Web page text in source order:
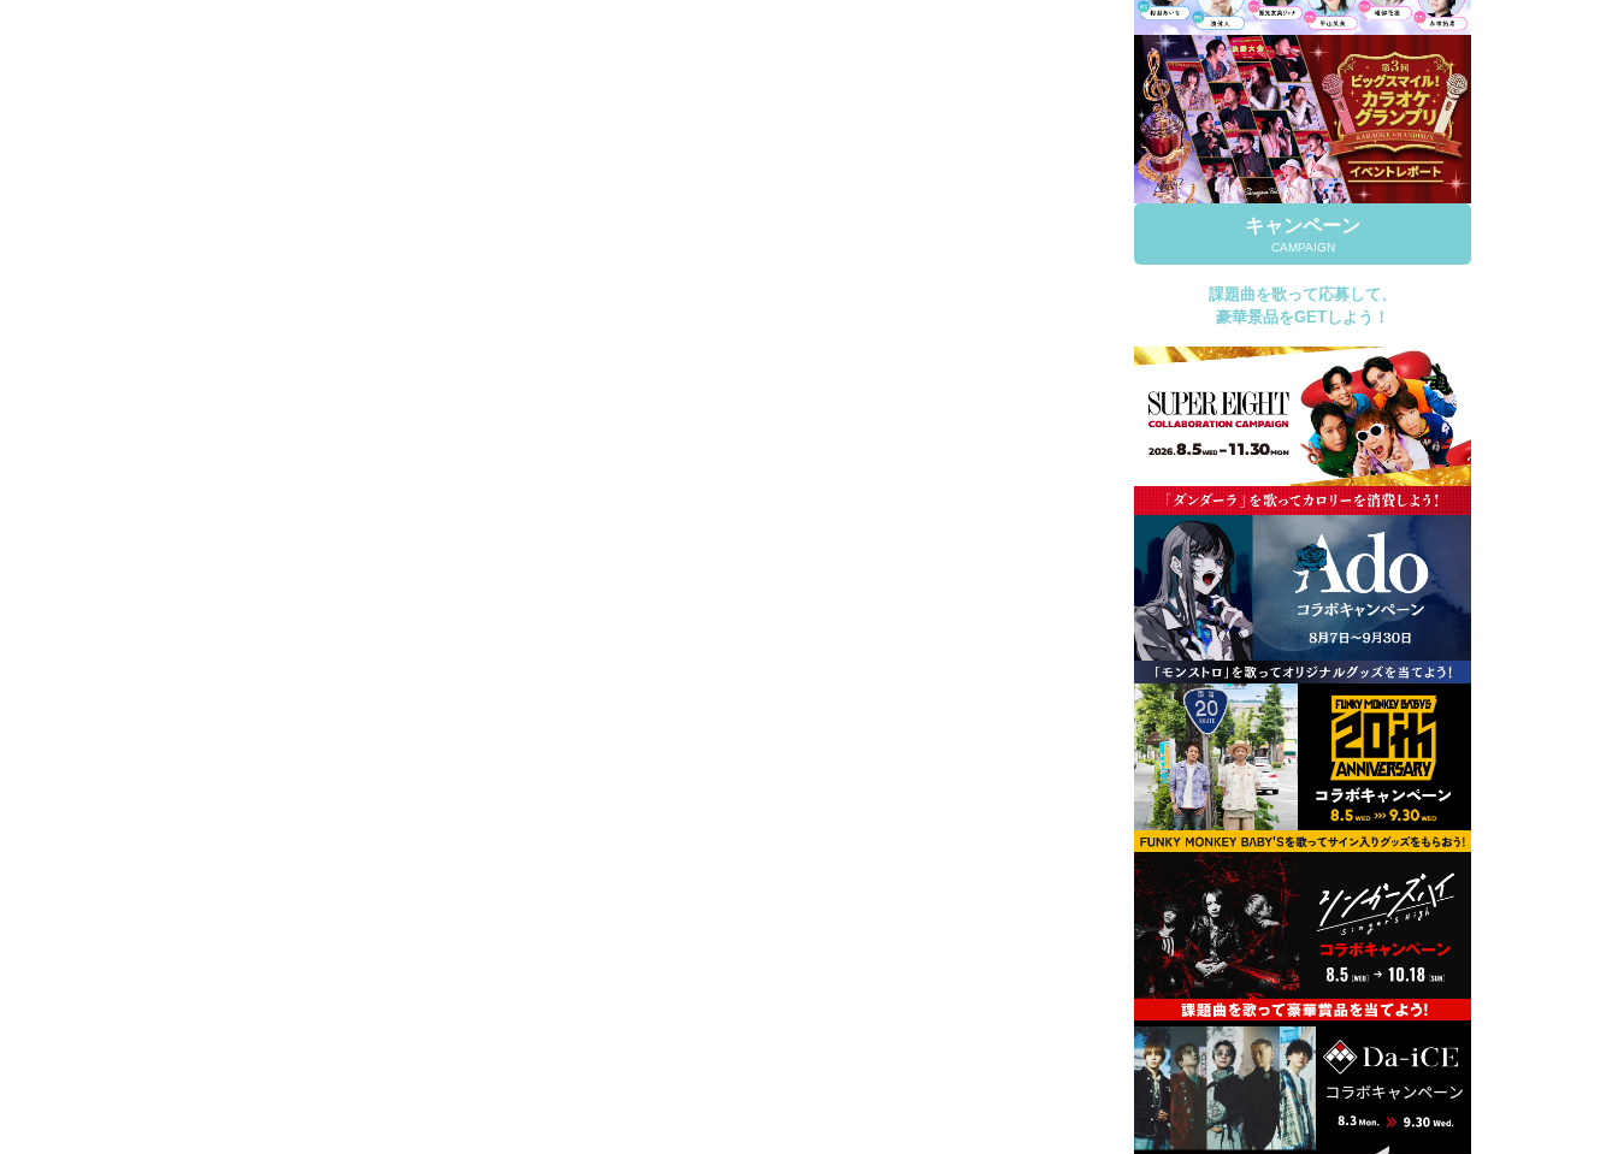
キャンペーン
CAMPAIGN
課題曲を歌って応募して、
豪華景品をGETしよう！